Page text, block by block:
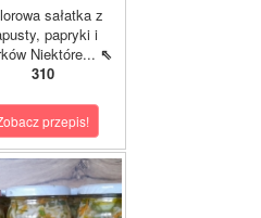
sałatka z
papryki i
Niektóre... ⇖
310
przepis!